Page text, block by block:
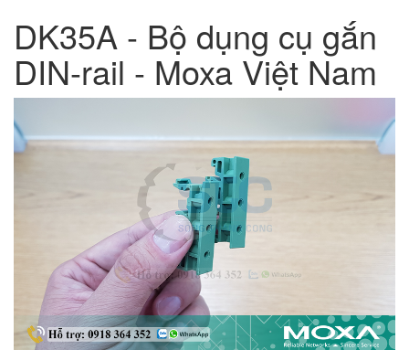
DK35A - Bộ dụng cụ gắn
DIN-rail - Moxa Việt Nam